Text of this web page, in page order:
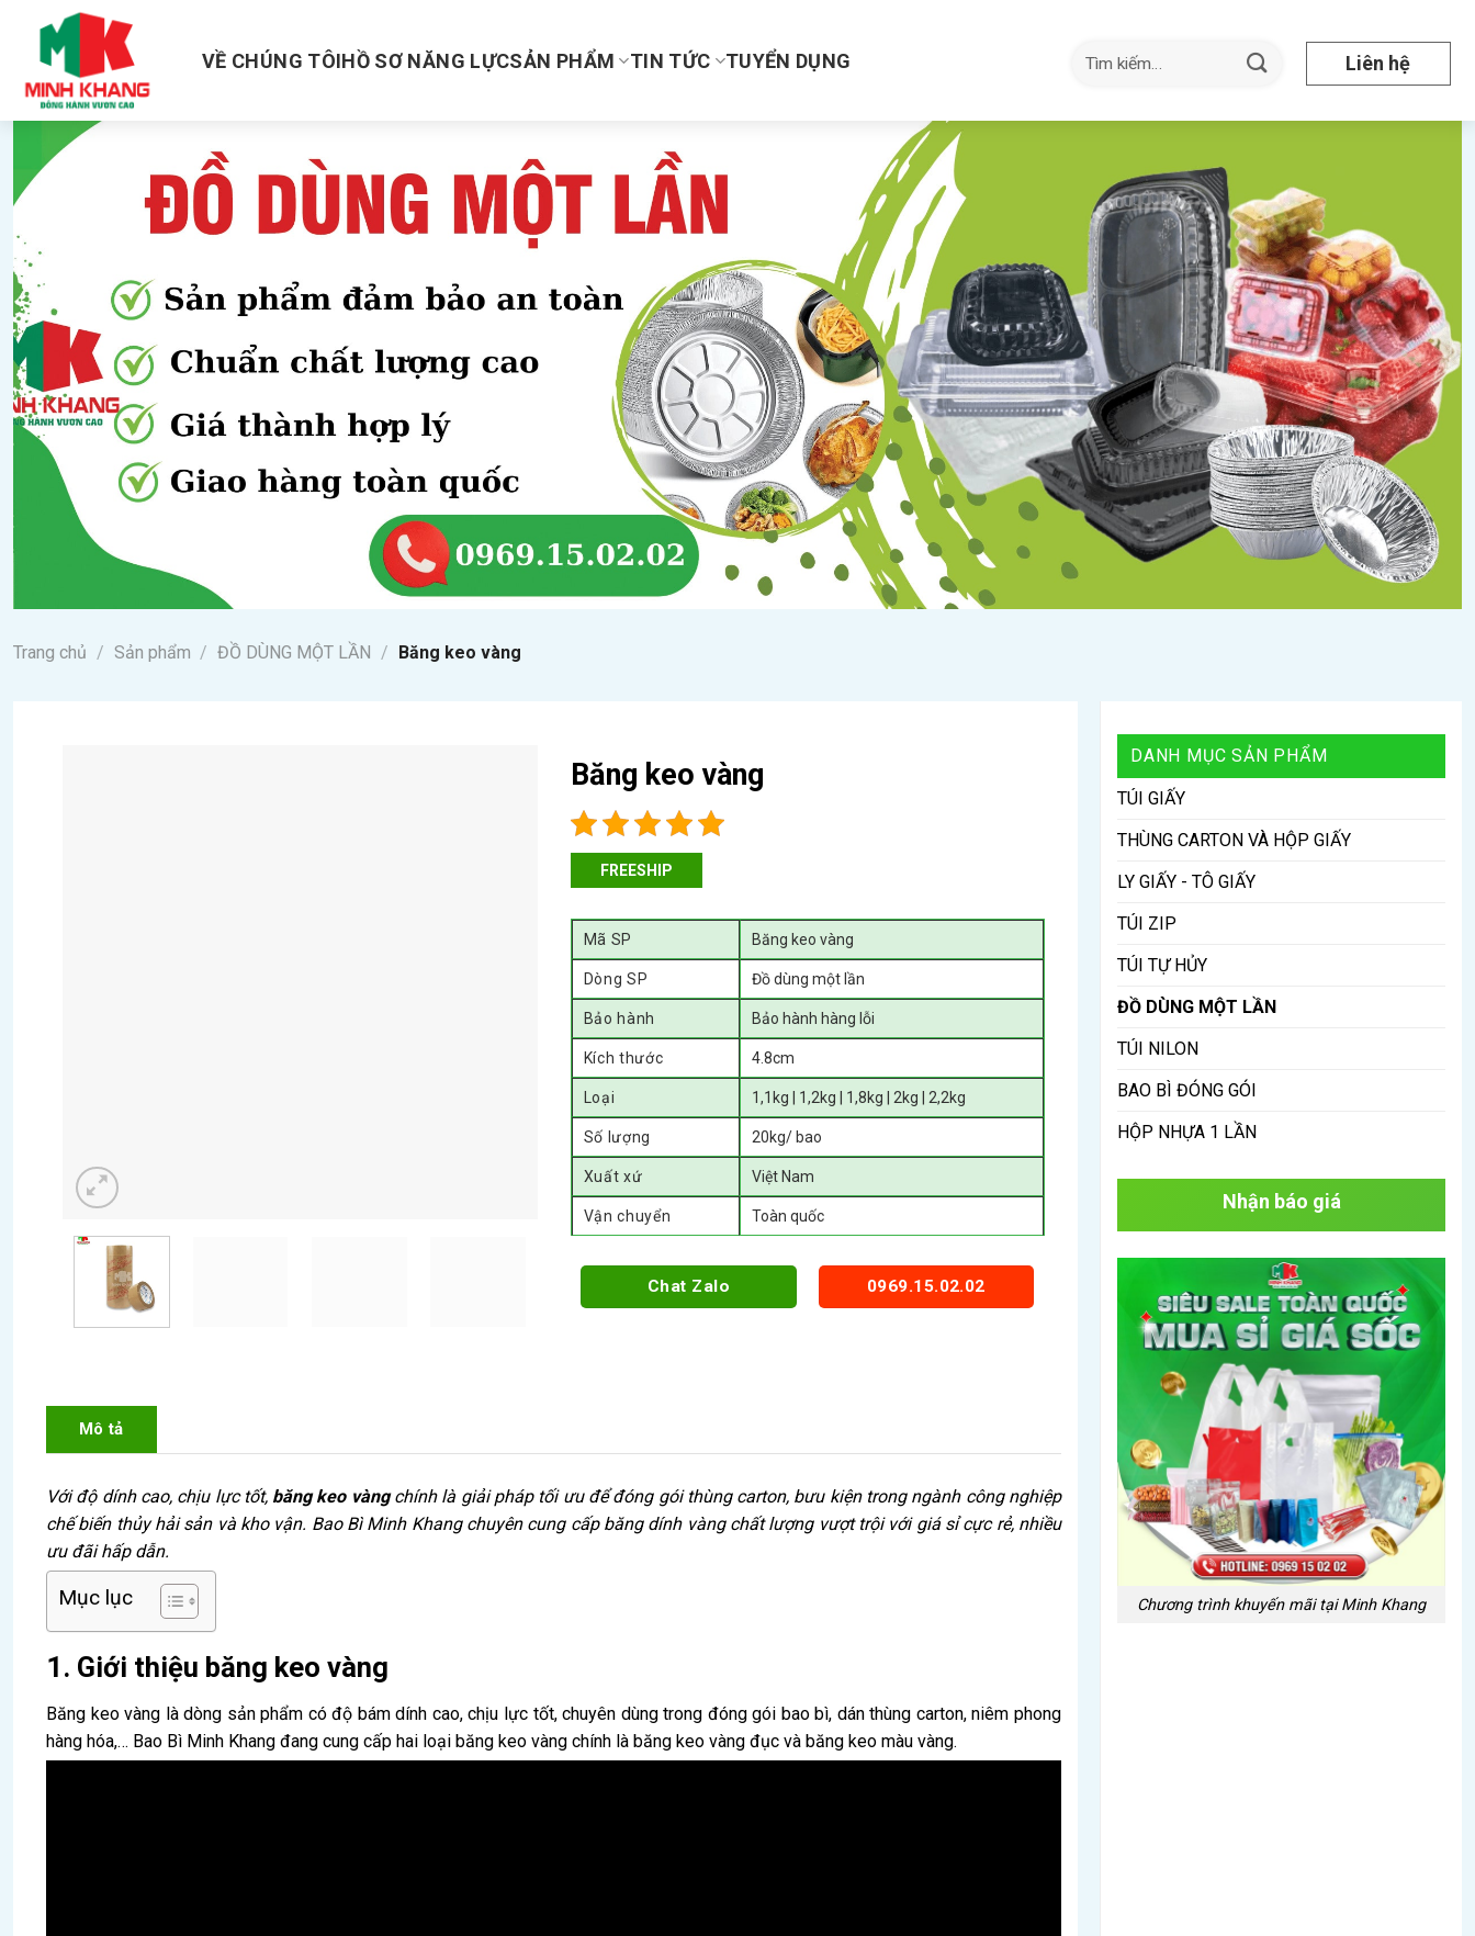
content
VỀ CHÚNG TÔIHỒ SƠ NĂNG LỰCSẢN PHẨM TIN TỨC TUYỂN DỤNG
Tìm
Liên hệ
Trang chủ / Sản phẩm / ĐỒ DÙNG MỘT LẦN / Băng keo vàng
Băng keo vàng
FREESHIP
Mã SP Băng keo vàng
Dòng SP Đồ dùng một lần
Bảo hành Bảo hành hàng lỗi
Kích thước 4.8cm
Loại 1,1kg | 1,2kg | 1,8kg | 2kg | 2,2kg
Số lượng 20kg/ bao
Xuất xứ Việt Nam
Vận chuyển Toàn quốc
Chat Zalo 0969.15.02.02
Mô tả
Với độ dính cao, chịu lực tốt, băng keo vàngchính là giải pháp tối ưu để đóng gói thùng carton, bưu kiện trong ngành công nghiệp
chế biến thủy hải sản và kho vận. Bao Bì Minh Khang chuyên cung cấp băng dính vàng chất lượng vượt trội với giá sỉ cực rẻ, nhiều
ưu đãi hấp dẫn.
Mục lục
1. Giới thiệu băng keo vàng
Băng keo vàng là dòng sản phẩm có độ bám dính cao, chịu lực tốt, chuyên dùng trong đóng gói bao bì, dán thùng carton, niêm phong
hàng hóa,… Bao Bì Minh Khang đang cung cấp hai loại băng keo vàng chính là băng keo vàng đục và băng keo màu vàng.
DANH MỤC SẢN PHẨM
TÚI GIẤY
THÙNG CARTON VÀ HỘP GIẤY
LY GIẤY - TÔ GIẤY
TÚI ZIP
TÚI TỰ HỦY
ĐỒ DÙNG MỘT LẦN
TÚI NILON
BAO BÌ ĐÓNG GÓI
HỘP NHỰA 1 LẦN
Nhận báo giá
Chương trình khuyến mãi tại Minh Khang